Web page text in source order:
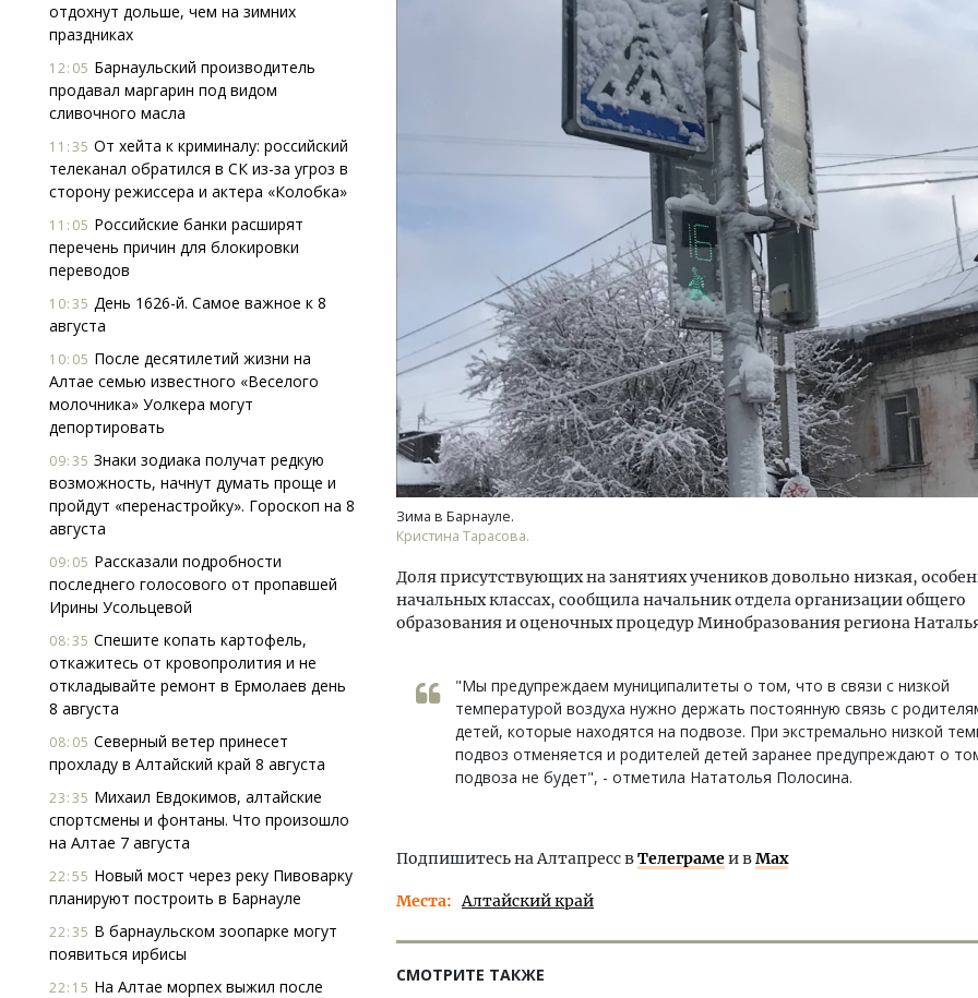
отдохнут дольше, чем на зимних
праздниках
12:05 Барнаульский производитель
продавал маргарин под видом
сливочного масла
11:35 От хейта к криминалу: российский
телеканал обратился в СК из-за угроз в
сторону режиссера и актера «Колобка»
11:05 Российские банки расширят
перечень причин для блокировки
переводов
10:35 День 1626-й. Самое важное к 8
августа
10:05 После десятилетий жизни на
Алтае семью известного «Веселого
молочника» Уолкера могут
депортировать
09:35 Знаки зодиака получат редкую
возможность, начнут думать проще и
пройдут «перенастройку». Гороскоп на 8
августа
09:05 Рассказали подробности
последнего голосового от пропавшей
Ирины Усольцевой
08:35 Спешите копать картофель,
откажитесь от кровопролития и не
откладывайте ремонт в Ермолаев день
8 августа
08:05 Северный ветер принесет
прохладу в Алтайский край 8 августа
23:35 Михаил Евдокимов, алтайские
спортсмены и фонтаны. Что произошло
на Алтае 7 августа
22:55 Новый мост через реку Пивоварку
планируют построить в Барнауле
22:35 В барнаульском зоопарке могут
появиться ирбисы
22:15 На Алтае морпех выжил после
Зима в Барнауле.
Кристина Тарасова.
Доля присутствующих на занятиях учеников довольно низкая,
начальных классах, сообщила начальник отдела организации общего
образования и оценочных процедур Минобразования региона
"Мы предупреждаем муниципалитеты о том, что в связи с низкой
температурой воздуха нужно держать постоянную связь с
детей, которые находятся на подвозе. При экстремально низкой
подвоз отменяется и родителей детей заранее предупреждают о
подвоза не будет", - отметила Нататолья Полосина.
Подпишитесь на Алтапресс вТелеграмеи вMax
Места Алтайский край
СМОТРИТЕ ТАКЖЕ